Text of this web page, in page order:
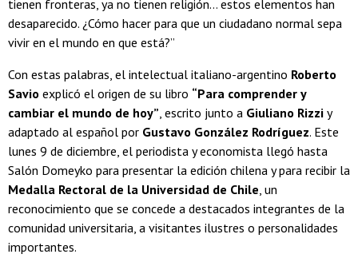
tienen fronteras, ya no tienen religión… estos elementos han
desaparecido. ¿Cómo hacer para que un ciudadano normal sepa
vivir en el mundo en que está?”
Con estas palabras, el intelectual italiano-argentino Roberto
Savio explicó el origen de su libro “Para comprender y
cambiar el mundo de hoy” , escrito junto a Giuliano Rizzi y
adaptado al español por Gustavo González Rodríguez. Este
lunes 9 de diciembre, el periodista y economista llegó hasta
Salón Domeyko para presentar la edición chilena y para recibir la
Medalla Rectoral de la Universidad de Chile , un
reconocimiento que se concede a destacados integrantes de la
comunidad universitaria, a visitantes ilustres o personalidades
importantes.